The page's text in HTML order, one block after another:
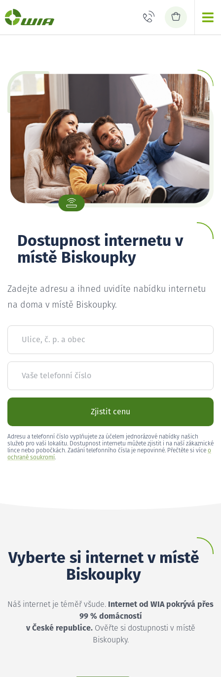
Dostupnost internetu v
místě Biskoupky
Zadejte adresu a ihned uvidíte nabídku internetu
na doma v místě Biskoupky.
Ulice, č. p. a obec
Vaše telefonní číslo
Zjistit cenu
Adresu a telefonní číslo vyplňujete za účelem jednorázové nabídky našich
služeb pro vaši lokalitu. Dostupnost internetu můžete zjistit i na naší zákaznické
lince nebo pobočkách. Zadání telefonního čísla je nepovinné. Přečtěte si více o
ochraně soukromí.
Vyberte si internet v místě
Biskoupky
Náš internet je téměř všude. Internet od WIA pokrývá přes
99 % domácností
v České republice.Ověřte si dostupnosti v místě
Biskoupky.